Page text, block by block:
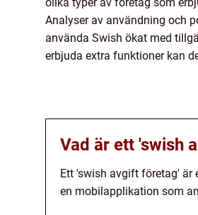
olika typer av företag som
Analyser av användning och
använda Swish ökat med
erbjuda extra funktioner kan
Vad är ett 'swish
Ett 'swish avgift företag' är
en mobilapplikation som